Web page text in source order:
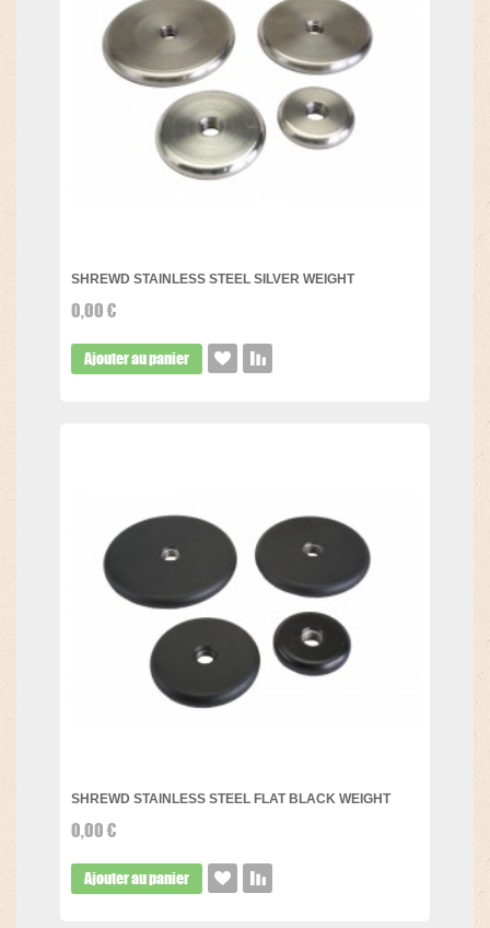
SHREWD STAINLESS STEEL SILVER WEIGHT
0,00 €
Ajouter au panier
SHREWD STAINLESS STEEL FLAT BLACK WEIGHT
0,00 €
Ajouter au panier